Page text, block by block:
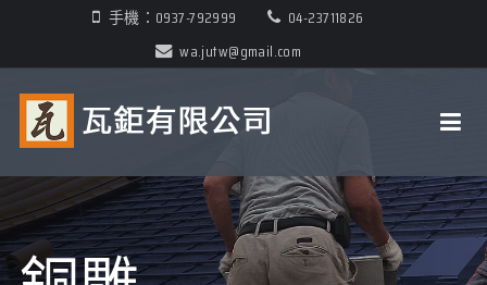
手機：0937-792999
04-23711826
wa.jutw@gmail.com